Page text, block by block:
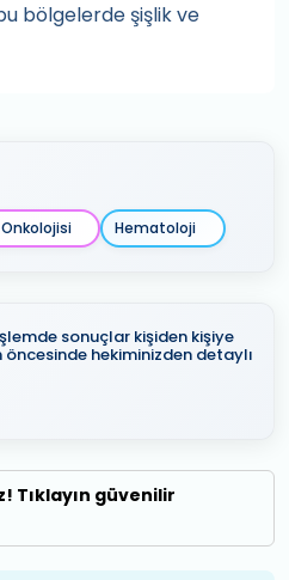
bölgelerde şişlik ve
Hematoloji
sonuçlar kişiden kişiye
hekiminizden detaylı
Tıklayın güvenilir